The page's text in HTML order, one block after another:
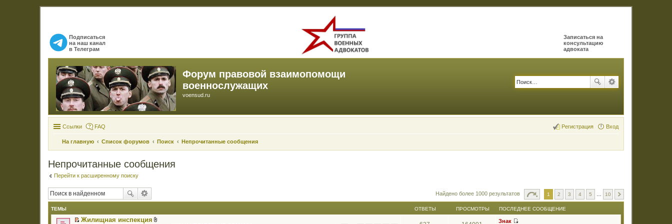
Подписаться
на наш канал
в Телеграм
Записаться на
консультацию
адвоката
Форум правовой взаимопомощи
военнослужащих
voensud.ru
Ссылки FAQ Вход
Регистрация
На главную Список форумов Поиск Непрочитанные сообщения
Непрочитанные сообщения
Перейти к расширенному поиску
Найдено более 1000 результатов 1 2 3 4 5 10
ТЕМЫ ОТВЕТЫ ПРОСМОТРЫ ПОСЛЕДНЕЕ СООБЩЕНИЕ
Жилищная инспекция
Знак